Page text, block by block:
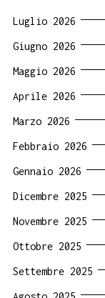
Luglio 2026
Giugno 2026
Maggio 2026
Aprile 2026
Marzo 2026
Febbraio 2026
Gennaio 2026
Dicembre 2025
Novembre 2025
Ottobre 2025
Settembre 2025